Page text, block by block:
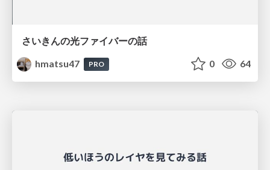
さいきんの光ファイバーの話
hmatsu47
PRO 0 64